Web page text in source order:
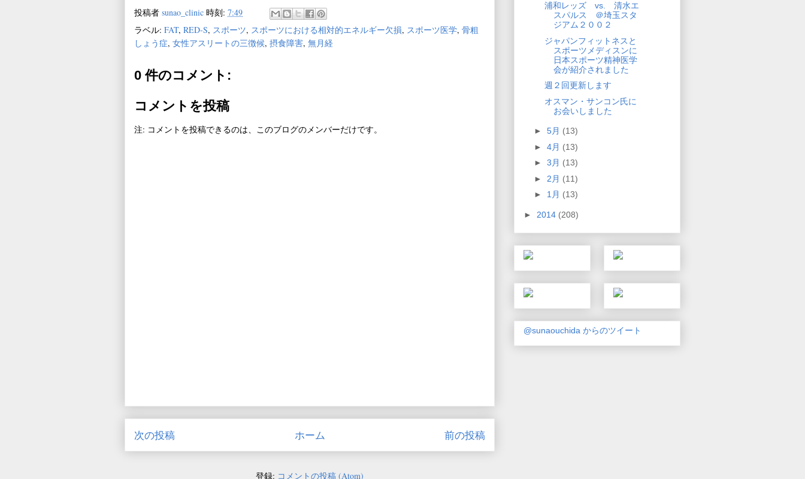
投稿者 sunao_clinic 時刻: 7:49
ラベル: FAT, RED-S, スポーツ, スポーツにおける相対的エネルギー欠損, スポーツ医学, 骨粗
しょう症, 女性アスリートの三徴候, 摂食障害, 無月経
0 件のコメント:
コメントを投稿
注: コメントを投稿できるのは、このブログのメンバーだけです。
次の投稿 前の投稿
ホーム
登録: コメントの投稿 (Atom)
浦和レッズ vs. 清水エ
スパルス ＠埼玉スタ
ジアム２００２
ジャパンフィットネスと
スポーツメディスンに
日本スポーツ精神医学
会が紹介されました
週２回更新します
オスマン・サンコン氏に
お会いしました
► 5月 (13)
► 4月 (13)
► 3月 (13)
► 2月 (11)
► 1月 (13)
► 2014 (208)
@sunaouchida からのツイート